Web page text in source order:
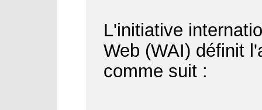
L'initiative
Web (WAI) définit
comme suit :